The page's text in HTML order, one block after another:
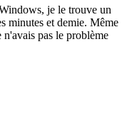
je le trouve un
minutes et demie. Même
pas le problème